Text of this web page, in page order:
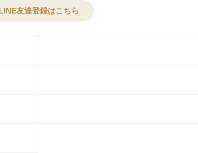
LINE友達登録はこちら